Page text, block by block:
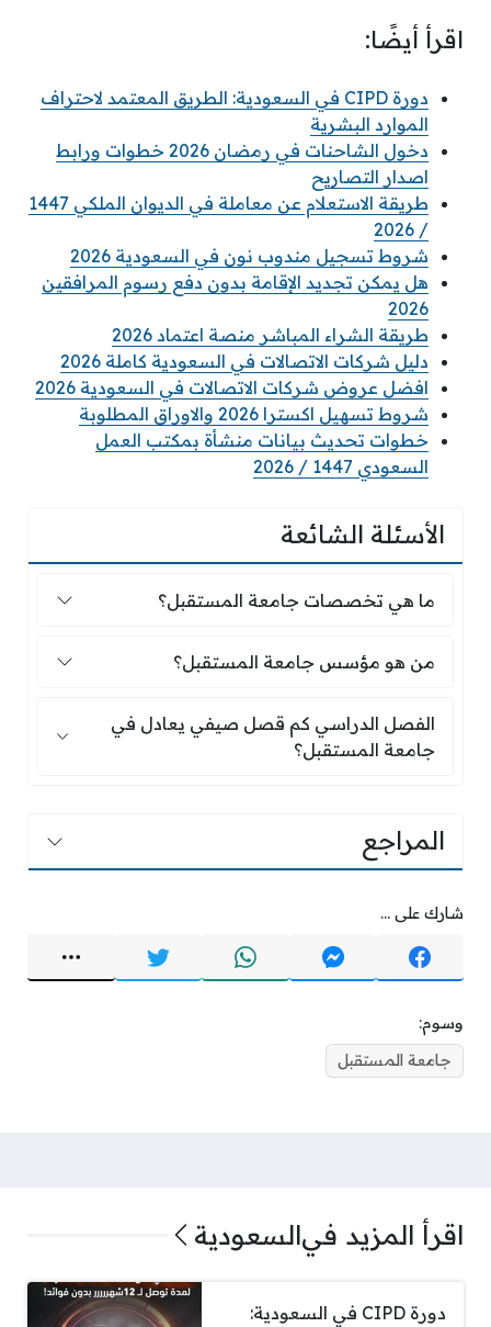
اقرأ أيضًا:
دورة CIPD في السعودية: الطريق المعتمد لاحتراف
الموارد البشرية
دخول الشاحنات في رمضان 2026 خطوات ورابط
اصدار التصاريح
طريقة الاستعلام عن معاملة في الديوان الملكي 1447
/ 2026
شروط تسجيل مندوب نون في السعودية 2026
هل يمكن تجديد الإقامة بدون دفع رسوم المرافقين
2026
طريقة الشراء المباشر منصة اعتماد 2026
دليل شركات الاتصالات في السعودية كاملة 2026
افضل عروض شركات الاتصالات في السعودية 2026
شروط تسهيل اكسترا 2026 والاوراق المطلوبة
خطوات تحديث بيانات منشأة بمكتب العمل
السعودي 1447 / 2026
الأسئلة الشائعة
ما هي تخصصات جامعة المستقبل؟
ما هي تخصصات جامعة المستقبل؟
من هو مؤسس جامعة المستقبل؟
من هو مؤسس جامعة المستقبل؟
الفصل الدراسي كم قصل صيفي يعادل في
الفصل الدراسي كم قصل صيفي يعادل في
جامعة المستقبل؟
المراجع
شارك على ...
وسوم:
جامعة المستقبل
اقرأ المزيد فيالسعودية
دورة CIPD في السعودية: